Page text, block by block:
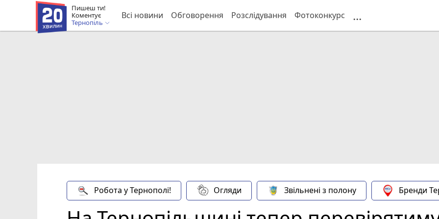
Пишеш ти!
Коментує
Тернопіль
Всі новини Обговорення Розслідування Фотоконкурс ...
Робота у Тернополі! Огляди Звільнені з полону Бренди